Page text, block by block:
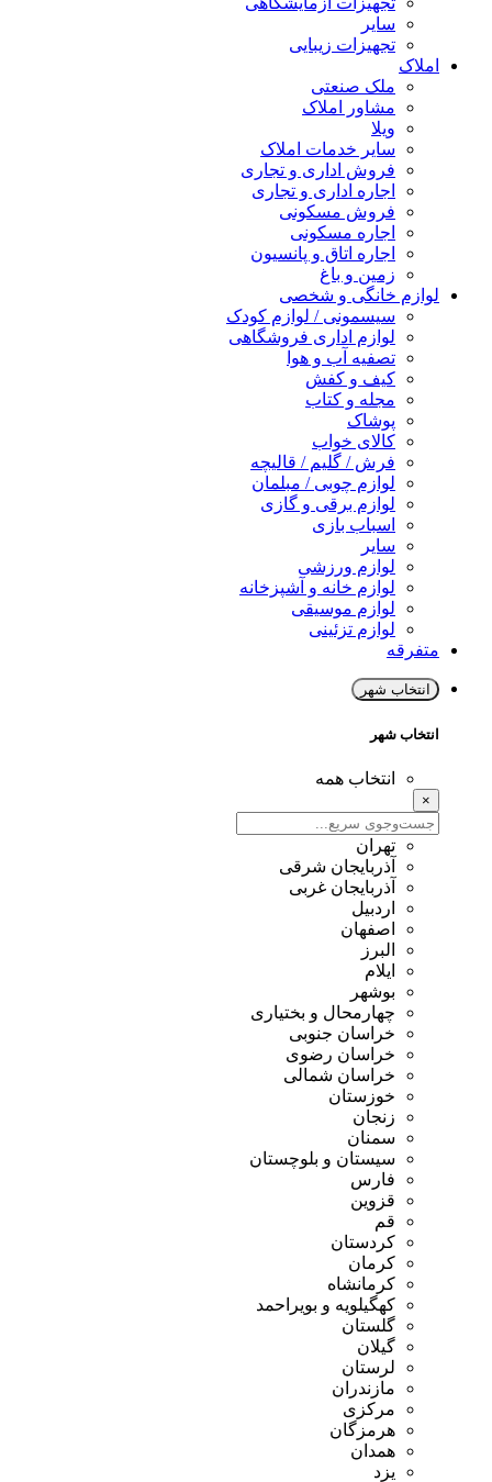
سایر
تجهیزات زیبایی
املاک
ملک صنعتی
مشاور املاک
ویلا
سایر خدمات املاک
فروش اداری و تجاری
اجاره اداری و تجاری
فروش مسکونی
اجاره مسکونی
اجاره اتاق و پانسیون
زمین و باغ
لوازم خانگی و شخصی
سیسمونی / لوازم کودک
لوازم اداری فروشگاهی
تصفیه آب و هوا
کیف و کفش
مجله و کتاب
پوشاک
کالای خواب
فرش / گلیم / قالیچه
لوازم چوبی / مبلمان
لوازم برقی و گازی
اسباب بازی
سایر
لوازم ورزشی
لوازم خانه و آشپزخانه
لوازم موسیقی
لوازم تزئینی
متفرقه
انتخاب شهر
انتخاب شهر
انتخاب همه
تهران
آذربایجان شرقی
آذربایجان غربی
اردبیل
اصفهان
البرز
ایلام
بوشهر
چهارمحال و بختیاری
خراسان جنوبی
خراسان رضوی
خراسان شمالی
خوزستان
زنجان
سمنان
سیستان و بلوچستان
فارس
قزوین
قم
کردستان
کرمان
کرمانشاه
کهگیلویه و بویراحمد
گلستان
گیلان
لرستان
مازندران
مرکزی
هرمزگان
همدان
یزد